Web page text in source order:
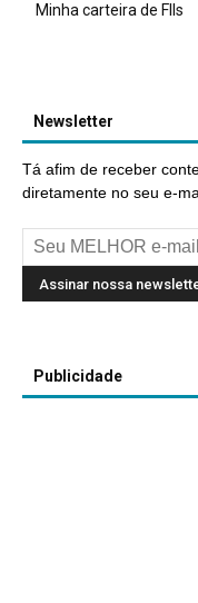
Minha carteira de FIIs
Newsletter
Tá afim de receber
diretamente no seu e-
Publicidade